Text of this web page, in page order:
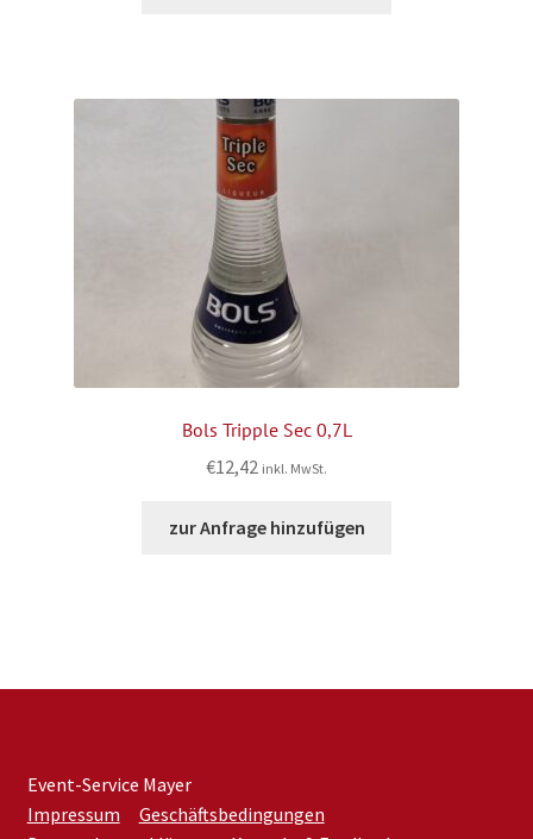
Bols Tripple Sec 0,7L
€12,42 inkl. MwSt.
zur Anfrage hinzufügen
Event-Service Mayer
Impressum
Geschäftsbedingungen